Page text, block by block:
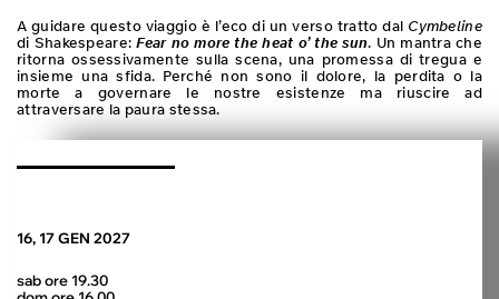
A guidare questo viaggio è l’eco di un verso tratto dal Cymbeline
di Shakespeare:Fear no more the heat o’ the sun. Un mantra che
ritorna ossessivamente sulla scena, una promessa di tregua e
insieme una sfida. Perché non sono il dolore, la perdita o la
morte a governare le nostre esistenze ma riuscire ad
attraversare la paura stessa.
16, 17 GEN 2027
sab ore 19.30